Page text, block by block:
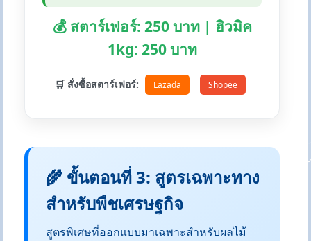
💰 สตาร์เฟอร์: 250 บาท | ฮิวมิค
1kg: 250 บาท
🛒 สั่งซื้อสตาร์เฟอร์: Lazada Shopee
🌾 ขั้นตอนที่ 3: สูตรเฉพาะทาง
สำหรับพืชเศรษฐกิจ
สูตรพิเศษที่ออกแบบมาเฉพาะสำหรับผลไม้